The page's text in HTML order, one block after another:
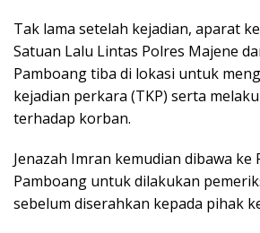
Tak lama setelah kejadian, aparat
Satuan Lalu Lintas Polres Majene
Pamboang tiba di lokasi untuk
kejadian perkara (TKP) serta
terhadap korban.
Jenazah Imran kemudian dibawa ke
Pamboang untuk dilakukan
sebelum diserahkan kepada pihak